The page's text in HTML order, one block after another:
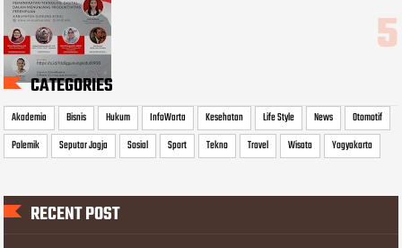
CATEGORIES
Akademia Bisnis Hukum InfoWarta Kesehatan Life Style News
Otomotif
Polemik
Seputar Jogja Sosial Sport Tekno Travel Wisata Yogyakarta
RECENT POST